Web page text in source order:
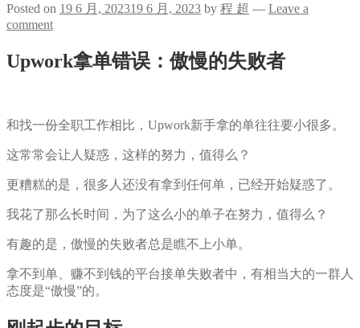
Posted on 19 6 月, 202319 6 月, 2023 by 程 超 — Leave a
comment
Upwork拿单错误：傲慢的失败者
和找一份全职工作相比，Upwork新手拿的单往往要小很多。
这常常会让人疑惑，这样的努力，值得么？
更糟糕的是，很多人还没有拿到任何单，已经开始疑惑了。
我花了那么长时间，为了这么小的单子在努力，值得么？
有趣的是，傲慢的失败者总是瞧不上小单。
拿不到单、赚不到钱的平台接单失败者中，有相当大的一群人
态度是“傲慢”的。